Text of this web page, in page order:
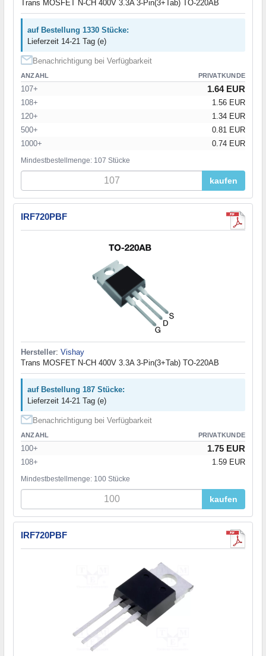
Trans MOSFET N-CH 400V 3.3A 3-Pin(3+Tab) TO-220AB
auf Bestellung 1330 Stücke:
Lieferzeit 14-21 Tag (e)
Benachrichtigung bei Verfügbarkeit
ANZAHL PRIVATKUNDE
107+ 1.64 EUR
108+
1.56 EUR
120+
1.34 EUR
500+
0.81 EUR
1000+
0.74 EUR
Mindestbestellmenge: 107 Stücke
kaufen
IRF720PBF
Hersteller: Vishay
Trans MOSFET N-CH 400V 3.3A 3-Pin(3+Tab) TO-220AB
auf Bestellung 187 Stücke:
Lieferzeit 14-21 Tag (e)
Benachrichtigung bei Verfügbarkeit
ANZAHL PRIVATKUNDE
100+ 1.75 EUR
108+ 1.59 EUR
Mindestbestellmenge: 100 Stücke
kaufen
IRF720PBF